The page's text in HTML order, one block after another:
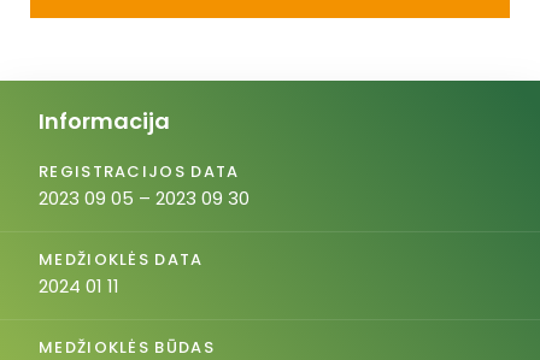
Informacija
REGISTRACIJOS DATA
2023 09 05 – 2023 09 30
MEDŽIOKLĖS DATA
2024 01 11
MEDŽIOKLĖS BŪDAS